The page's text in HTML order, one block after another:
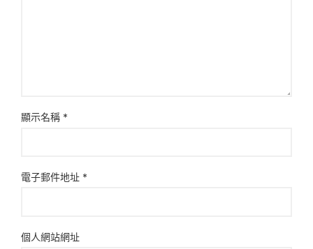
顯示名稱 *
電子郵件地址 *
個人網站網址